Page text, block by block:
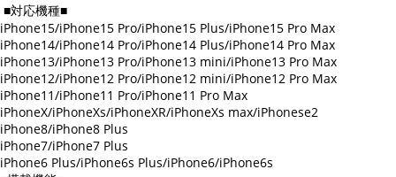
■対応機種■
iPhone15/iPhone15 Pro/iPhone15 Plus/iPhone15 Pro Max
iPhone14/iPhone14 Pro/iPhone14 Plus/iPhone14 Pro Max
iPhone13/iPhone13 Pro/iPhone13 mini/iPhone13 Pro Max
iPhone12/iPhone12 Pro/iPhone12 mini/iPhone12 Pro Max
iPhone11/iPhone11 Pro/iPhone11 Pro Max
iPhoneX/iPhoneXs/iPhoneXR/iPhoneXs max/iPhonese2
iPhone8/iPhone8 Plus
iPhone7/iPhone7 Plus
iPhone6 Plus/iPhone6s Plus/iPhone6/iPhone6s